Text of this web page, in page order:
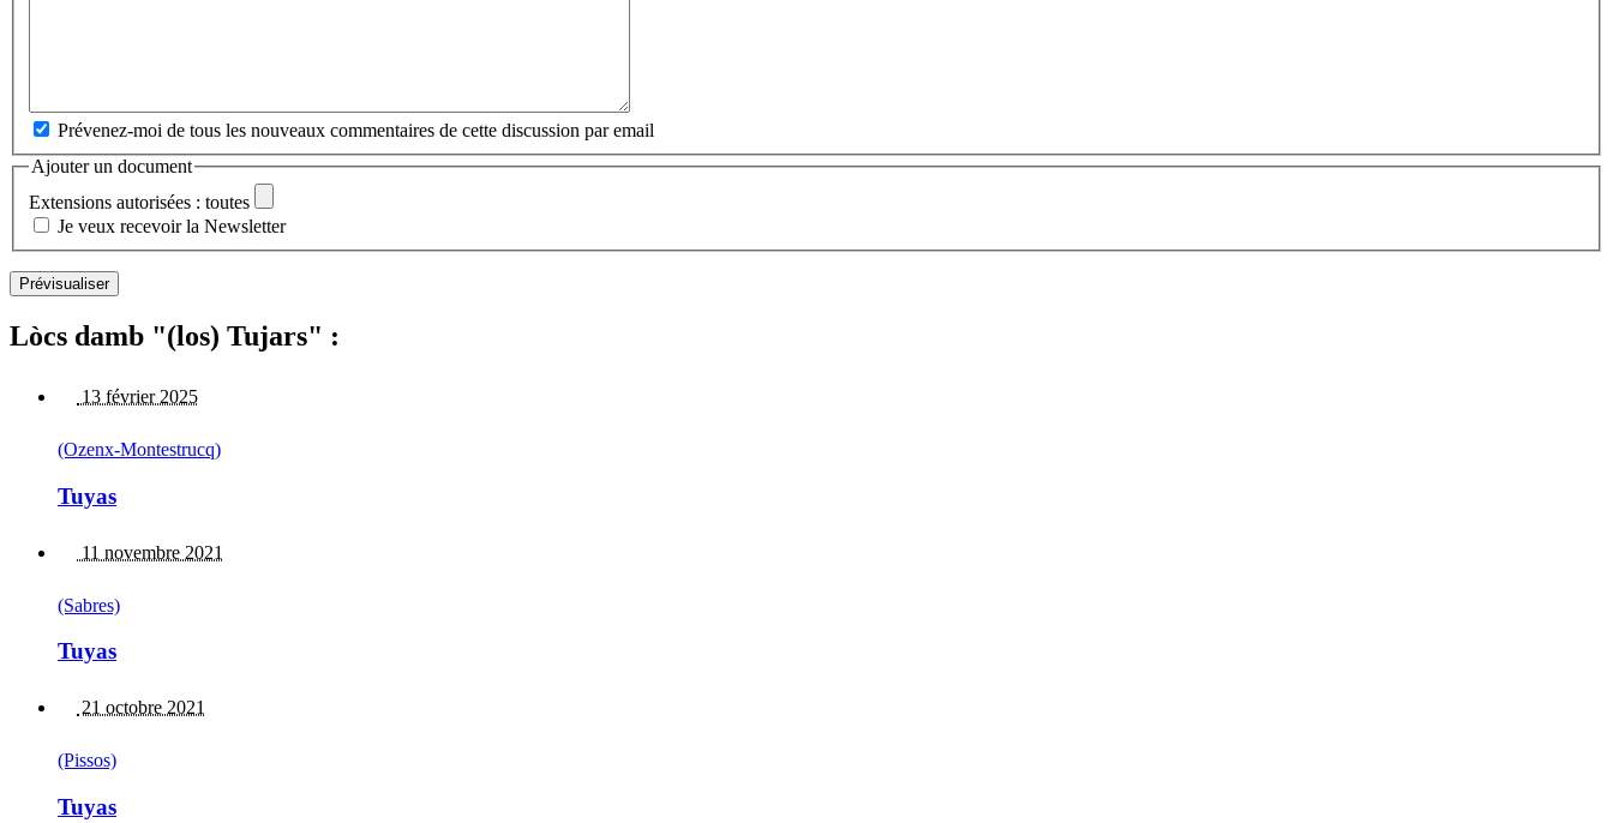
Prévenez-moi de tous les nouveaux commentaires de cette discussion par email
Ajouter un document
Extensions autorisées : toutes
Je veux recevoir la Newsletter
Lòcs damb "(los) Tujars" :
13 février 2025
(Ozenx-Montestrucq)
Tuyas
11 novembre 2021
(Sabres)
Tuyas
21 octobre 2021
(Pissos)
Tuyas